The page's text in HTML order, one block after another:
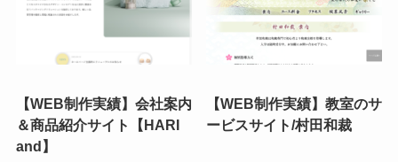
【WEB制作実績】会社案内
＆商品紹介サイト【HARI
and】
【WEB制作実績】教室のサ
ービスサイト/村田和裁